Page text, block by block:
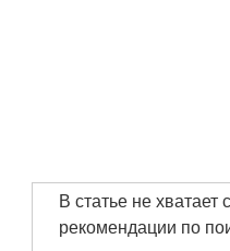
В статье не хватает
рекомендации по